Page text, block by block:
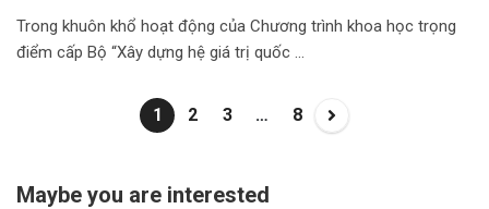
Trong khuôn khổ hoạt động của Chương trình khoa học trọng
điểm cấp Bộ “Xây dựng hệ giá trị quốc
1 2 3 … 8
Maybe you are interested